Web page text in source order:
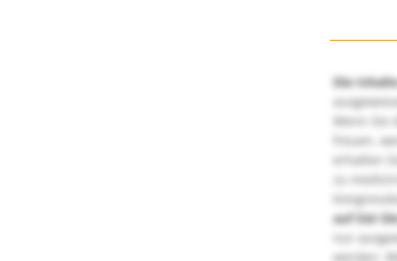
Die
Wenn
freuen,
erhalten
zu
auf Sie!
nur
werden.